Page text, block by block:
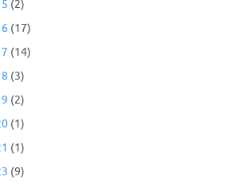
(2)
(17)
(14)
(3)
(2)
(1)
(1)
(9)